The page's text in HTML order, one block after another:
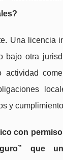
Una licencia
bajo otra
actividad
y
con
que